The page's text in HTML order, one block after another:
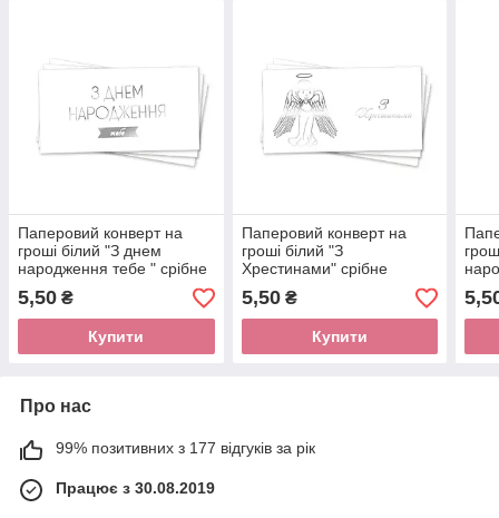
Паперовий конверт на
гроші білий "З днем
народження тебе " срібне
тиснення 1шт.
5,50 ₴
Купити
Паперовий конверт на
гроші білий "З
Хрестинами" срібне
тиснення 1шт.
5,50₴
Купити
Про нас
99% позитивних з 177 відгуків за рік
Працює з 30.08.2019